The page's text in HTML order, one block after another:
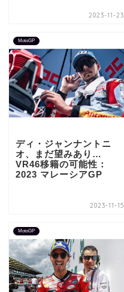
2023-11-23
MotoGP
ディ・ジャンナントニ
オ、まだ望みあり…
VR46移籍の可能性：
2023 マレーシアGP
2023-11-15
MotoGP